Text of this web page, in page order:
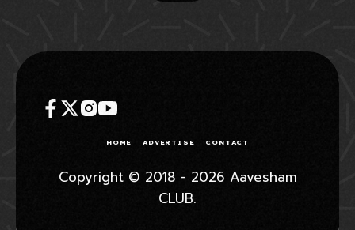
പെപ് ഗ്വാർഡിയോള
HOME ADVERTISE CONTACT
Copyright © 2018 - 2026 Aavesham
CLUB.